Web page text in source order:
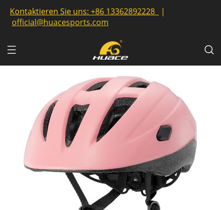
Kontaktieren Sie uns: +86 13362892228
|
official@huacesports.com